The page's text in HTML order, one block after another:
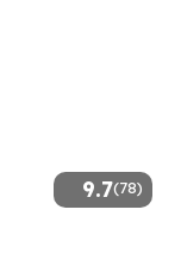
9.7(78)